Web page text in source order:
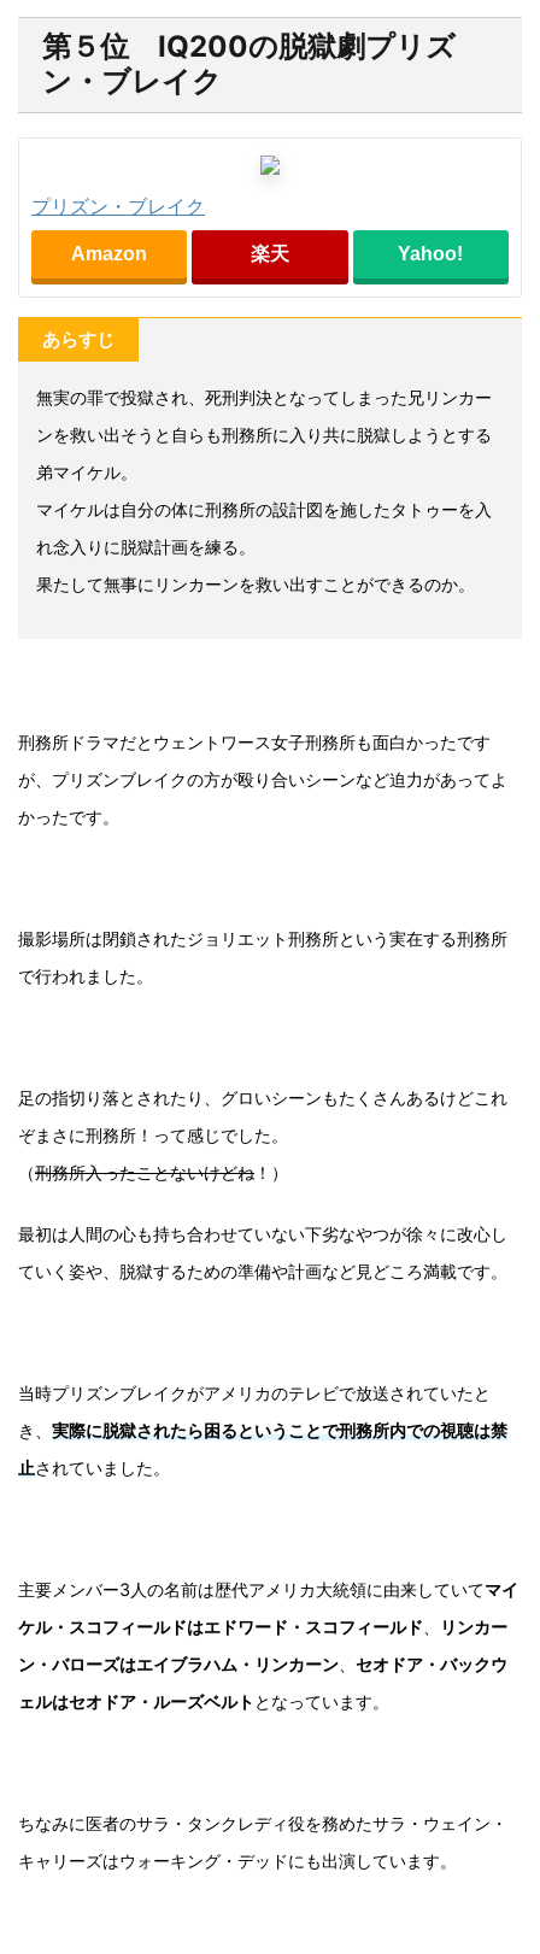
第５位 IQ200の脱獄劇プリズ
ン・ブレイク
プリズン・ブレイク
Amazon 楽天 Yahoo!
あらすじ
無実の罪で投獄され、死刑判決となってしまった兄リンカー
ンを救い出そうと自らも刑務所に入り共に脱獄しようとする
弟マイケル。
マイケルは自分の体に刑務所の設計図を施したタトゥーを入
れ念入りに脱獄計画を練る。
果たして無事にリンカーンを救い出すことができるのか。
刑務所ドラマだとウェントワース女子刑務所も面白かったです
が、プリズンブレイクの方が殴り合いシーンなど迫力があってよ
かったです。
撮影場所は閉鎖されたジョリエット刑務所という実在する刑務所
で行われました。
足の指切り落とされたり、グロいシーンもたくさんあるけどこれ
ぞまさに刑務所！って感じでした。
（刑務所入ったことないけどね ！）
最初は人間の心も持ち合わせていない下劣なやつが徐々に改心し
ていく姿や、脱獄するための準備や計画など見どころ満載です。
当時プリズンブレイクがアメリカのテレビで放送されていたと
き、 実際に脱獄されたら困るということで刑務所内での視聴は禁
止されていました。
主要メンバー3人の名前は歴代アメリカ大統領に由来していてマイ
ケル・スコフィールドはエドワード・スコフィールド
リンカー
ン・バローズはエイブラハム・リンカーン
セオドア・バックウ
ェルはセオドア・ルーズベルト となっています。
ちなみに医者のサラ・タンクレディ役を務めたサラ・ウェイン・
キャリーズはウォーキング・デッドにも出演しています。